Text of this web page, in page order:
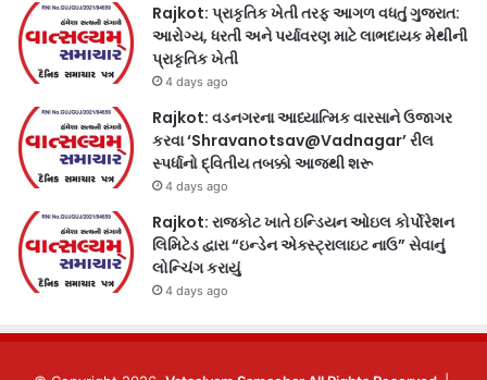
Rajkot: પ્રાકૃતિક ખેતી તરફ આગળ વધતું ગુજરાત:
આરોગ્ય, ધરતી અને પર્યાવરણ માટે લાભદાયક મેથીની
પ્રાકૃતિક ખેતી
4 days ago
Rajkot: વડનગરના આધ્યાત્મિક વારસાને ઉજાગર
કરવા ‘Shravanotsav@Vadnagar’ રીલ
સ્પર્ધાનો દ્વિતીય તબક્કો આજથી શરૂ
4 days ago
Rajkot: રાજકોટ ખાતે ઇન્ડિયન ઓઇલ કોર્પોરેશન
લિમિટેડ દ્વારા “ઇન્ડેન એક્સ્ટ્રાલાઇટ નાઉ” સેવાનું
લોન્ચિંગ કરાયું
4 days ago